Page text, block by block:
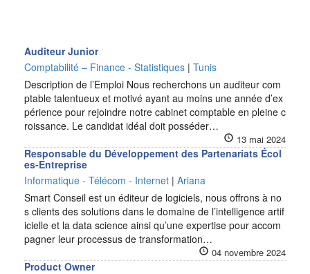
Auditeur Junior
Comptabilité – Finance - Statistiques | Tunis
Description de l’Emploi Nous recherchons un auditeur com
ptable talentueux et motivé ayant au moins une année d’ex
périence pour rejoindre notre cabinet comptable en pleine c
roissance. Le candidat idéal doit posséder…
13 mai 2024
Responsable du Développement des Partenariats Écol
es-Entreprise
Informatique - Télécom - Internet | Ariana
Smart Conseil est un éditeur de logiciels, nous offrons à no
s clients des solutions dans le domaine de l’intelligence artif
icielle et la data science ainsi qu’une expertise pour accom
pagner leur processus de transformation…
04 novembre 2024
Product Owner